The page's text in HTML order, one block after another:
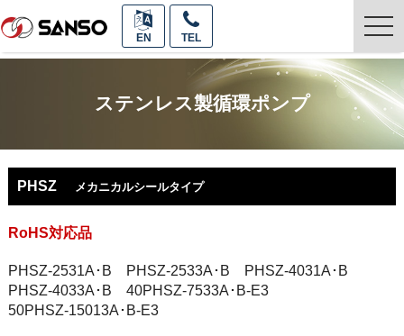
EN TEL
ステンレス製循環ポンプ
PHSZ メカニカルシールタイプ
RoHS対応品
PHSZ-2531A･B PHSZ-2533A･B PHSZ-4031A･B
PHSZ-4033A･B 40PHSZ-7533A･B-E3
50PHSZ-15013A･B-E3